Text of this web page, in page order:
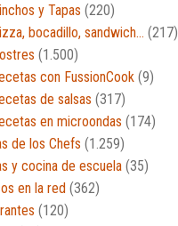
y Tapas (220)
bocadillo, sandwich… (217)
(1.500)
con FussionCook (9)
de salsas (317)
en microondas (174)
de los Chefs (1.259)
y cocina de escuela (35)
en la red (362)
(120)